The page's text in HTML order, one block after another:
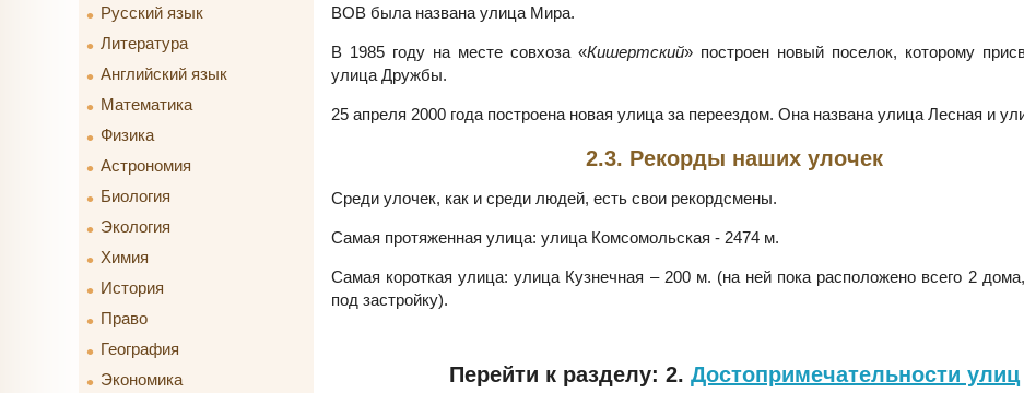
Русский язык
Литература
Английский язык
Математика
Физика
Астрономия
Биология
Экология
Химия
История
Право
География
Экономика
ВОВ была названа улица Мира.
В 1985 году на месте совхоза «Кишертский» построен новый поселок, которому
улица Дружбы.
25 апреля 2000 года построена новая улица за переездом. Она названа улица Лесная и
2.3. Рекорды наших улочек
Среди улочек, как и среди людей, есть свои рекордсмены.
Самая протяженная улица: улица Комсомольская - 2474 м.
Самая короткая улица: улица Кузнечная – 200 м. (на ней пока расположено всего 2
под застройку).
Перейти к разделу: 2. Достопримечательности улиц